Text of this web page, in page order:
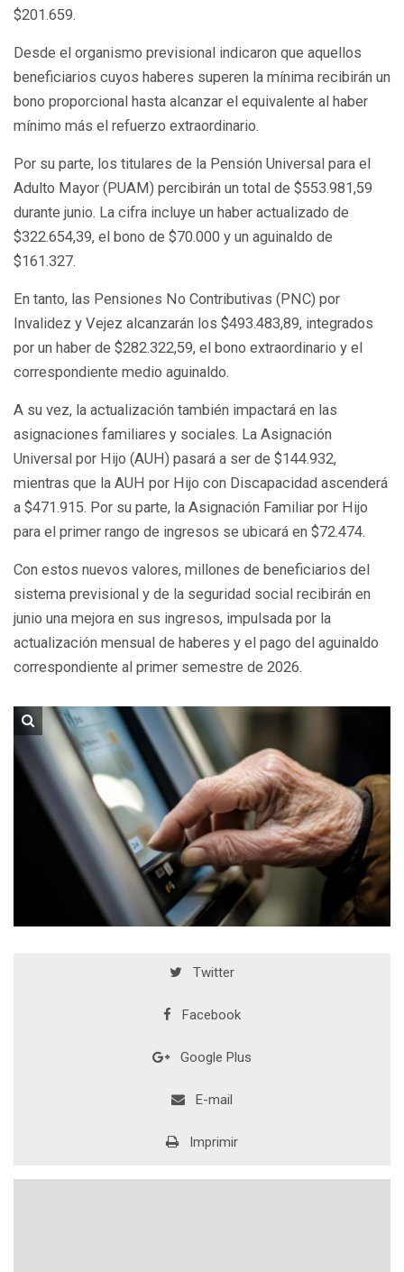
$201.659.
Desde el organismo previsional indicaron que aquellos
beneficiarios cuyos haberes superen la mínima recibirán un
bono proporcional hasta alcanzar el equivalente al haber
mínimo más el refuerzo extraordinario.
Por su parte, los titulares de la Pensión Universal para el
Adulto Mayor (PUAM) percibirán un total de $553.981,59
durante junio. La cifra incluye un haber actualizado de
$322.654,39, el bono de $70.000 y un aguinaldo de
$161.327.
En tanto, las Pensiones No Contributivas (PNC) por
Invalidez y Vejez alcanzarán los $493.483,89, integrados
por un haber de $282.322,59, el bono extraordinario y el
correspondiente medio aguinaldo.
A su vez, la actualización también impactará en las
asignaciones familiares y sociales. La Asignación
Universal por Hijo (AUH) pasará a ser de $144.932,
mientras que la AUH por Hijo con Discapacidad ascenderá
a $471.915. Por su parte, la Asignación Familiar por Hijo
para el primer rango de ingresos se ubicará en $72.474.
Con estos nuevos valores, millones de beneficiarios del
sistema previsional y de la seguridad social recibirán en
junio una mejora en sus ingresos, impulsada por la
actualización mensual de haberes y el pago del aguinaldo
correspondiente al primer semestre de 2026.
Twitter
Facebook
Google Plus
E-mail
Imprimir